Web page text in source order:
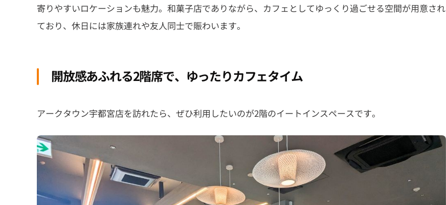
寄りやすいロケーションも魅力。和菓子店でありながら、カフェとしてゆっくり過ごせる空間が用意され
ており、休日には家族連れや友人同士で賑わいます。
開放感あふれる2階席で、ゆったりカフェタイム
アークタウン宇都宮店を訪れたら、ぜひ利用したいのが2階のイートインスペースです。